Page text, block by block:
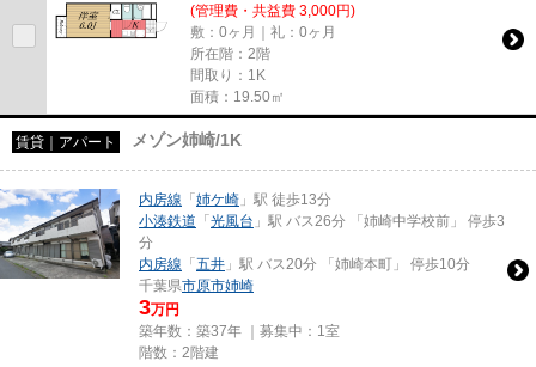
(管理費・共益費 3,000円)
敷：0ヶ月｜礼：0ヶ月
所在階：2階
間取り：1K
面積：19.50㎡
賃貸｜アパート メゾン姉崎/1K
内房線 「姉ケ崎 」駅 徒歩13分
小湊鉄道 「光風台 」駅 バス26分 「姉崎中学校前」 停歩3
分
内房線 「五井 」駅 バス20分 「姉崎本町」 停歩10分
千葉県市原市姉崎
3万円
築年数：築37年 ｜募集中： 1室
階数：2階建